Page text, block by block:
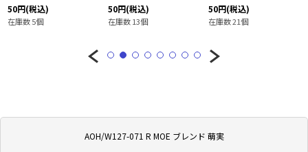
AOH/W127-071 R MOE ブレンド 萌実
50円(税込)
在庫数 5個
50円(税込)
在庫数 13個
50円(税込)
在庫数 21個